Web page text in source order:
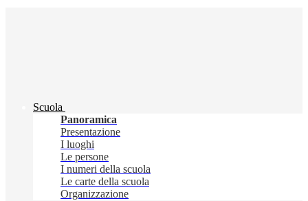
Scuola
Panoramica
Presentazione
I luoghi
Le persone
I numeri della scuola
Le carte della scuola
Organizzazione